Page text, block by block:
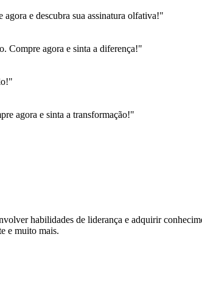
e descubra sua assinatura olfativa!"
Compre agora e sinta a diferença!"
agora e sinta a transformação!"
habilidades de liderança e adquirir
e muito mais.